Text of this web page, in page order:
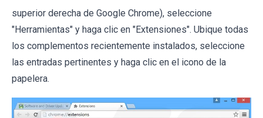
superior derecha de Google Chrome), seleccione
"Herramientas" y haga clic en "Extensiones". Ubique todas
los complementos recientemente instalados, seleccione
las entradas pertinentes y haga clic en el icono de la
papelera.